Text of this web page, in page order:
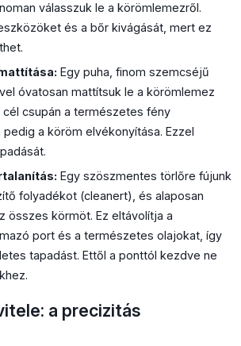
válasszuk le a körömlemezről.
és a bőr kivágását, mert ez
Egy puha, finom szemcséjű
óvatosan mattítsuk le a körömlemez
csupán a természetes fény
a köröm elvékonyítása. Ezzel
Egy szöszmentes törlőre fújunk
folyadékot (cleanert), és alaposan
összes körmöt. Ez eltávolítja a
port és a természetes olajokat, így
tapadást. Ettől a ponttól kezdve ne
a precizitás